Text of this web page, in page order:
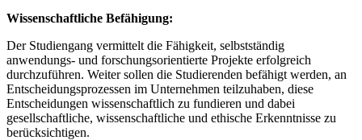
Wissenschaftliche Befähigung:
Der Studiengang vermittelt die Fähigkeit, selbstständig
anwendungs- und forschungsorientierte Projekte erfolgreich
durchzuführen. Weiter sollen die Studierenden befähigt werden, an
Entscheidungsprozessen im Unternehmen teilzuhaben, diese
Entscheidungen wissenschaftlich zu fundieren und dabei
gesellschaftliche, wissenschaftliche und ethische Erkenntnisse zu
berücksichtigen.